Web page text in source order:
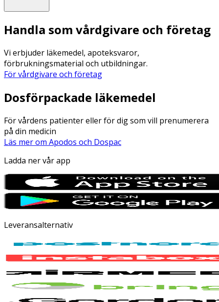
Handla som vårdgivare och företag
Vi erbjuder läkemedel, apoteksvaror,
förbrukningsmaterial och utbildningar.
För vårdgivare och företag
Dosförpackade läkemedel
För vårdens patienter eller för dig som vill prenumerera
på din medicin
Läs mer om Apodos och Dospac
Ladda ner vår app
Leveransalternativ